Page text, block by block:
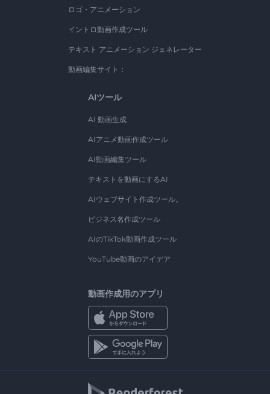
ロゴ・アニメーション
イントロ動画作成ツール
テキスト アニメーション ジェネレーター
動画編集サイト：
AIツール
AI 動画生成
AIアニメ動画作成ツール
AI動画編集ツール
テキストを動画にするAI
AIウェブサイト作成ツール。
ビジネス名作成ツール
AIのTikTok動画作成ツール
YouTube動画のアイデア
動画作成用のアプリ